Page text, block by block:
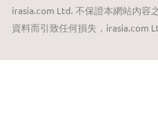
irasia.com Ltd. 不保證本網站內容
資料而引致任何損失，irasia.com